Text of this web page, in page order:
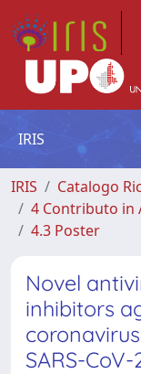
IRIS
IRIS
Catalogo
4 Contributo in
4.3 Poster
Novel
inhibitors
SARS-CoV-